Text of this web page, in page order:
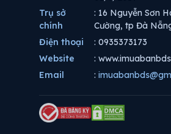
Trụ sở
chính
: 16 Nguyễn Sơn
Cường, tp Đà
Điện thoại
: 0935373173
Website
:
Email
: